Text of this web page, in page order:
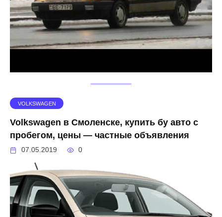
VOLKSWAGEN
Volkswagen в Смоленске, купить бу авто с
пробегом, цены — частные объявления
07.05.2019 0